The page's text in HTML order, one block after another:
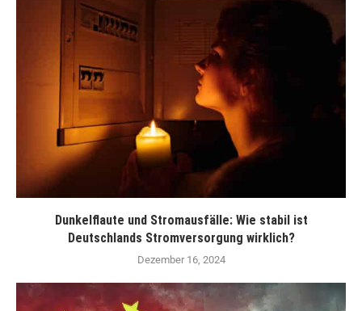
Dunkelflaute und Stromausfälle: Wie stabil ist
Deutschlands Stromversorgung wirklich?
Dezember 16, 2024